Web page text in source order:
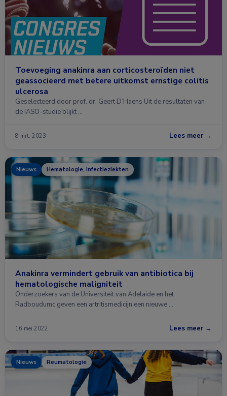
Toevoeging anakinra aan corticosteroïden niet
geassocieerd met betere uitkomst ernstige colitis
ulcerosa
Geselecteerd door prof. dr. Geert D’Haens Uit de resultaten van
de IASO-studie blijkt …
8 mrt. 2023 Lees meer →
Nieuws Hematologie, Infectieziekten
Anakinra vermindert gebruik van antibiotica bij
hematologische maligniteit
Onderzoekers van de Universiteit van Adelaide en het
Radboudumc geven een artritismedicijn een nieuwe …
16 mei 2022 Lees meer →
Nieuws Reumatologie